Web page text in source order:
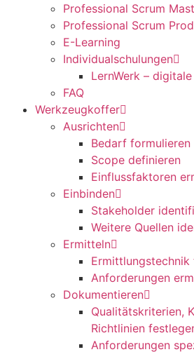
Professional Scrum
Professional Scrum
E-Learning
Individualschulungen
LernWerk –
FAQ
Werkzeugkoffer
Ausrichten
Bedarf formulieren
Scope definieren
Einflussfaktoren
Einbinden
Stakeholder
Weitere Quellen
Ermitteln
Ermittlungstechnik
Anforderungen
Dokumentieren
Qualitätskriterien,
Richtlinien
Anforderungen